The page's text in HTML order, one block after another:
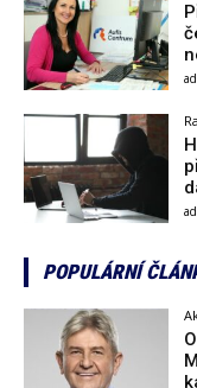
POPULÁRNÍ